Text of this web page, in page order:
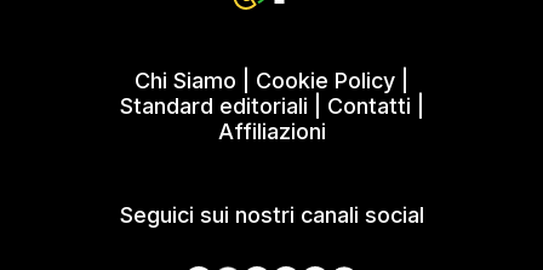
Chi Siamo Cookie Policy
Standard editoriali
Contatti
Affiliazioni
Seguici sui nostri canali social